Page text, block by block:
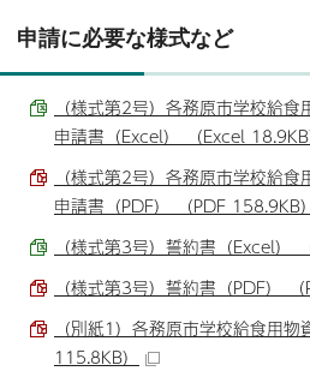
申請に必要な様式など
（様式第2号）各務原市学校給食
申請書（Excel） （Excel 18.9KB
（様式第2号）各務原市学校給食
申請書（PDF） （PDF 158.9KB）
（様式第3号）誓約書（Excel）
（様式第3号）誓約書（PDF） （
（別紙1）各務原市学校給食用
115.8KB）